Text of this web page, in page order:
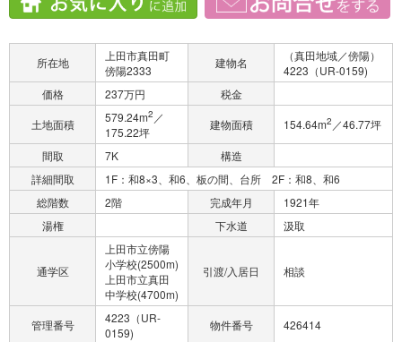
所在地
上田市真田町
傍陽2333
建物名
（真田地域／傍陽）
4223（UR-0159)
価格
237万円
税金
土地面積
579.24m2 ／
175.22坪
建物面積 154.64m2 ／46.77坪
間取 7K
構造
詳細間取
1F：和8×3、和6、板の間、台所 2F：和8、和6
総階数
2階 完成年月
1921年
湯権
下水道 汲取
通学区
上田市立傍陽
小学校(2500m)
上田市立真田
中学校(4700m)
引渡/入居日 相談
管理番号
4223（UR-
0159)
物件番号 426414